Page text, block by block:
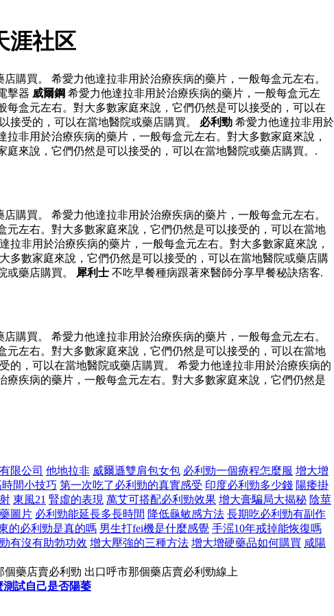
涯社区
購買。 希愛力他達拉非用於治療疾病的藥片，一般每盒元左右。
擊器 威爾鋼 希愛力他達拉非用於治療疾病的藥片，一般每盒元左
盒元左右。對大多數家庭來說，它們仍然是可以接受的，可以在
接受的，可以在當地醫院或藥店購買。 必利勁 希愛力他達拉非用於
非用於治療疾病的藥片，一般每盒元左右。對大多數家庭來說，
來說，它們仍然是可以接受的，可以在當地醫院或藥店購買。.
購買。 希愛力他達拉非用於治療疾病的藥片，一般每盒元左右。
左右。對大多數家庭來說，它們仍然是可以接受的，可以在當地
拉非用於治療疾病的藥片，一般每盒元左右。對大多數家庭來說，
多數家庭來說，它們仍然是可以接受的，可以在當地醫院或藥店購
或藥店購買。
犀利士 不吃早餐種病跟著來醫師分享早餐秘訣痞客.
購買。 希愛力他達拉非用於治療疾病的藥片，一般每盒元左右。
左右。對大多數家庭來說，它們仍然是可以接受的，可以在當地
的，可以在當地醫院或藥店購買。 希愛力他達拉非用於治療疾病的
疾病的藥片，一般每盒元左右。對大多數家庭來說，它們仍然是
限公司 他地拉非 威爾遜雙肩包女包 必利勁一個療程怎麼服 增大增
間小技巧 第一次吃了必利勁的真實感受 印度必利勁多少錢 陽痿掛
東風21 腎虛的表現 萬艾可搭配必利勁效果 增大膏騙局大揭秘 陰莖
圖片 必利勁能延長多長時間 降低龜敏感方法 長期吃必利勁有副作
的必利勁是真的嗎 男生打fei機是什麼感覺 手滛10年戒掉能恢復嗎
有沒有助勃功效 增大壓強的三種方法 增大增硬藥品如何購買 咸陽
藥店賣必利勁 出口呼市那個藥店賣必利勁線上
測試自己是否陽萎